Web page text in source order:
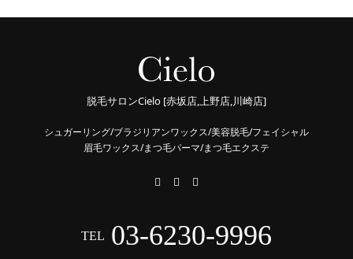
脱毛サロンCielo [赤坂店,上野店,川崎店]
シュガーリング/ブラジリアンワックス/美容脱毛/フェイシャル
眉毛ワックス/まつ毛パーマ/まつ毛エクステ
TEL 03-6230-9996